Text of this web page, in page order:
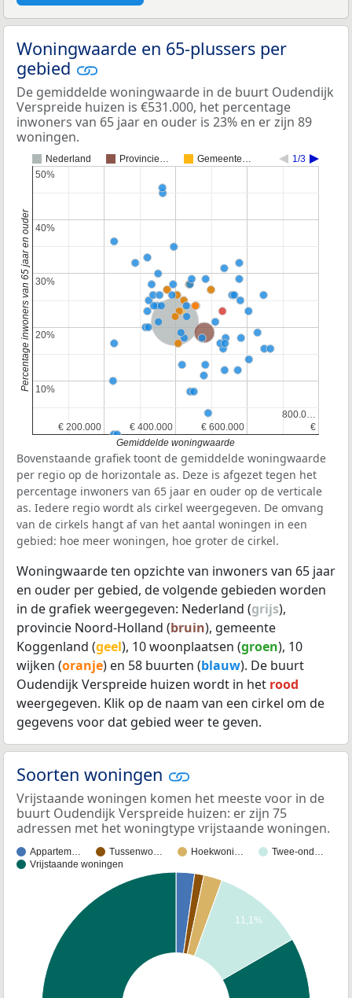
Woningwaarde en 65-plussers per
gebied
De gemiddelde woningwaarde in de buurt Oudendijk
Verspreide huizen is €531.000, het percentage
inwoners van 65 jaar en ouder is 23% en er zijn 89
woningen.
Nederland Provincie… Gemeente… 1/3
Nederland
Provincie Noord-Holland
€ 200.000
€ 200.000 € 400.000
€ 400.000 € 600.000
€ 600.000 €
€
800.0…
800.0…
10%
10%
20%
20%
30%
30%
40%
40%
50%
50%
Gemiddelde woningwaarde
Percentage inwoners van 65 jaar en ouder
Bovenstaande grafiek toont de gemiddelde woningwaarde
per regio op de horizontale as. Deze is afgezet tegen het
percentage inwoners van 65 jaar en ouder op de verticale
as. Iedere regio wordt als cirkel weergegeven. De omvang
van de cirkels hangt af van het aantal woningen in een
gebied: hoe meer woningen, hoe groter de cirkel.
Woningwaarde ten opzichte van inwoners van 65 jaar
en ouder per gebied, de volgende gebieden worden
in de grafiek weergegeven: Nederland (grijs),
provincie Noord-Holland (bruin), gemeente
Koggenland (geel), 10 woonplaatsen (groen), 10
wijken (oranje) en 58 buurten (blauw). De buurt
Oudendijk Verspreide huizen wordt in het rood
weergegeven. Klik op de naam van een cirkel om de
gegevens voor dat gebied weer te geven.
Soorten woningen
Vrijstaande woningen komen het meeste voor in de
buurt Oudendijk Verspreide huizen: er zijn 75
adressen met het woningtype vrijstaande woningen.
Appartem… Tussenwo… Hoekwoni…
Twee-ond…
Vrijstaande woningen
11,1%